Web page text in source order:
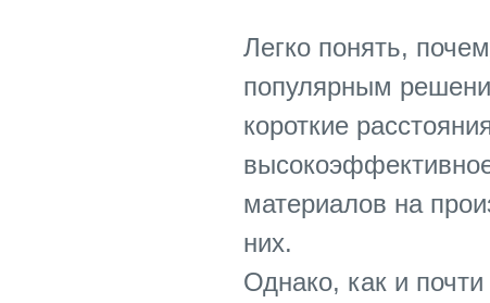
Легко понять,
популярным
короткие
материалов на
них.
Однако, как и